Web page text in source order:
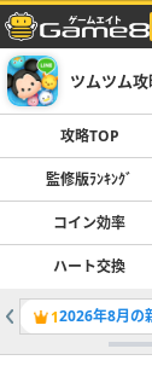
ツムツム
攻略TOP
監修版ﾗﾝｷﾝｸﾞ
コイン効率
ハート交換
12026年8月の